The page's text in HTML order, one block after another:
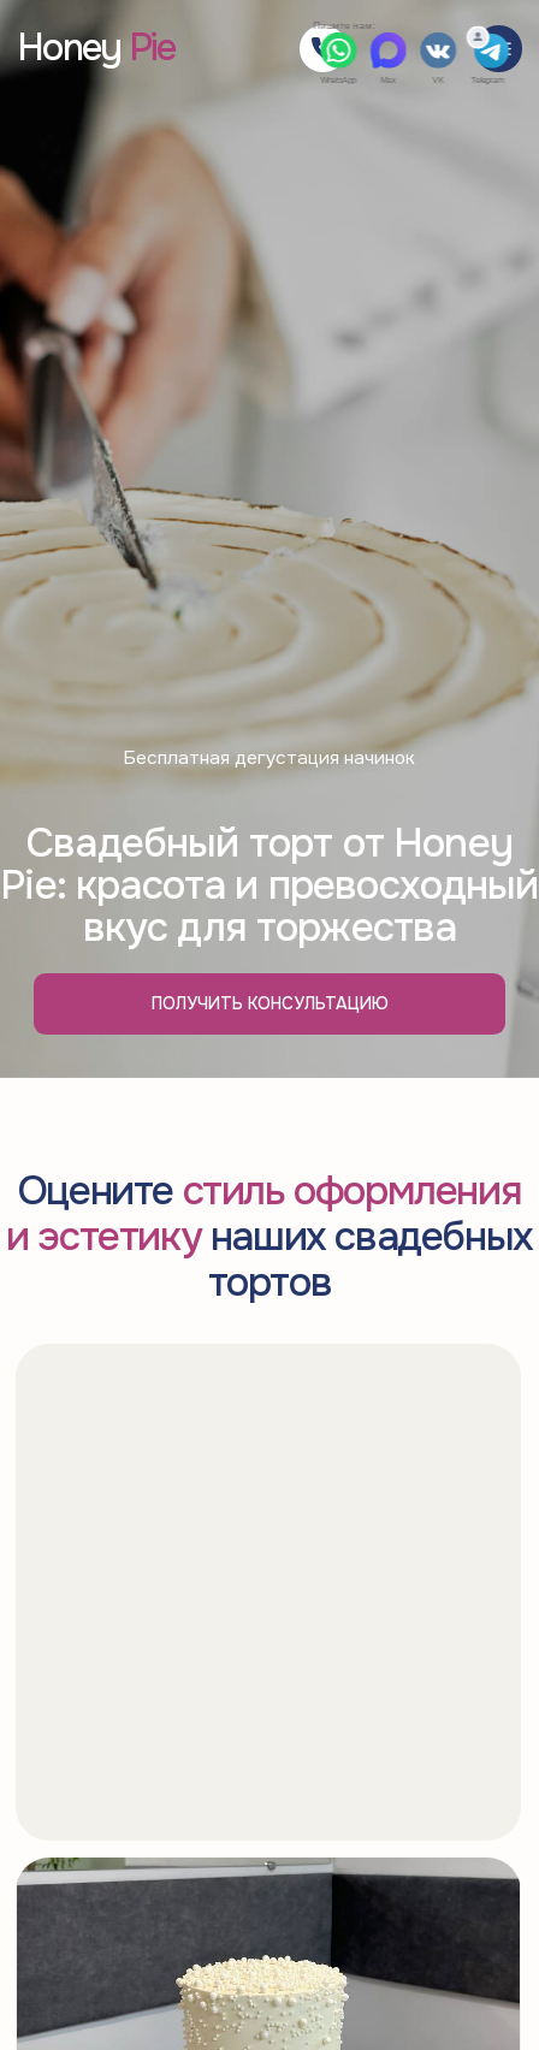
Свадебный торт от Honey
Pie: красота и превосходный
вкус для торжества
Бесплатная дегустация начинок
ПОЛУЧИТЬ КОНСУЛЬТАЦИЮ
HoneyPie
Оценитестиль оформления
и эстетикунаших свадебных
тортов
Пишите нам:
WhatsApp Max VK Telegram